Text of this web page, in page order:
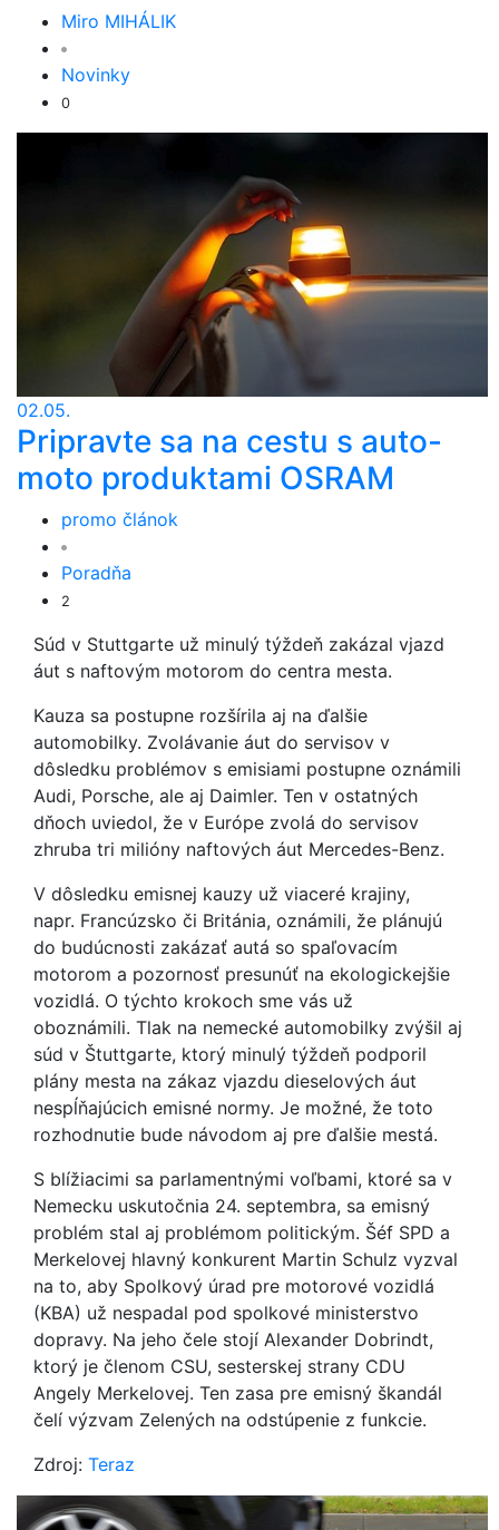
Miro MIHÁLIK
Novinky
0
02.05.
Pripravte sa na cestu s auto-
moto produktami OSRAM
promo článok
Poradňa
2
Súd v Stuttgarte už minulý týždeň zakázal vjazd
áut s naftovým motorom do centra mesta.
Kauza sa postupne rozšírila aj na ďalšie
automobilky. Zvolávanie áut do servisov v
dôsledku problémov s emisiami postupne oznámili
Audi, Porsche, ale aj Daimler. Ten v ostatných
dňoch uviedol, že v Európe zvolá do servisov
zhruba tri milióny naftových áut Mercedes-Benz.
V dôsledku emisnej kauzy už viaceré krajiny,
napr. Francúzsko či Británia, oznámili, že plánujú
do budúcnosti zakázať autá so spaľovacím
motorom a pozornosť presunúť na ekologickejšie
vozidlá. O týchto krokoch sme vás už
oboznámili. Tlak na nemecké automobilky zvýšil aj
súd v Štuttgarte, ktorý minulý týždeň podporil
plány mesta na zákaz vjazdu dieselových áut
nespĺňajúcich emisné normy. Je možné, že toto
rozhodnutie bude návodom aj pre ďalšie mestá.
S blížiacimi sa parlamentnými voľbami, ktoré sa v
Nemecku uskutočnia 24. septembra, sa emisný
problém stal aj problémom politickým. Šéf SPD a
Merkelovej hlavný konkurent Martin Schulz vyzval
na to, aby Spolkový úrad pre motorové vozidlá
(KBA) už nespadal pod spolkové ministerstvo
dopravy. Na jeho čele stojí Alexander Dobrindt,
ktorý je členom CSU, sesterskej strany CDU
Angely Merkelovej. Ten zasa pre emisný škandál
čelí výzvam Zelených na odstúpenie z funkcie.
Zdroj: Teraz